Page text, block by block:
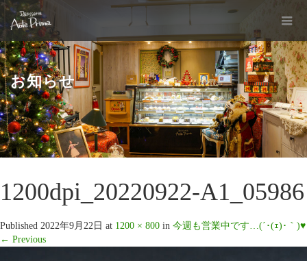
お知らせ
1200dpi_20220922-A1_05986
Published 2022年9月22日 at 1200 × 800 in 今週も営業中です…(´･(ｪ)･｀)♥️
← Previous